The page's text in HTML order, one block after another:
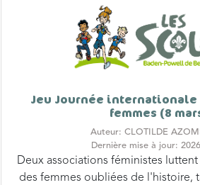
Jeu Journée internationale
femmes (8
Auteur: CLOTILDE
Dernière mise à jour:
Deux associations féministes
des femmes oubliées de l'histoire,